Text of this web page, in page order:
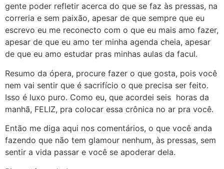
gente poder refletir acerca do que se faz às pressas, na
correria e sem paixão, apesar de que sempre que eu
escrevo eu me reconecto com o que eu mais amo fazer,
apesar de que eu amo ter minha agenda cheia, apesar
de que eu amo estudar pras minhas aulas da facul.
Resumo da ópera, procure fazer o que gosta, pois você
nem vai sentir que é sacrifício o que precisa ser feito.
Isso é luxo puro. Como eu, que acordei seis horas da
manhã, FELIZ, pra colocar essa crônica no ar pra você.
Então me diga aqui nos comentários, o que você anda
fazendo que não tem glamour nenhum, às pressas, sem
sentir a vida passar e você se apoderar dela.